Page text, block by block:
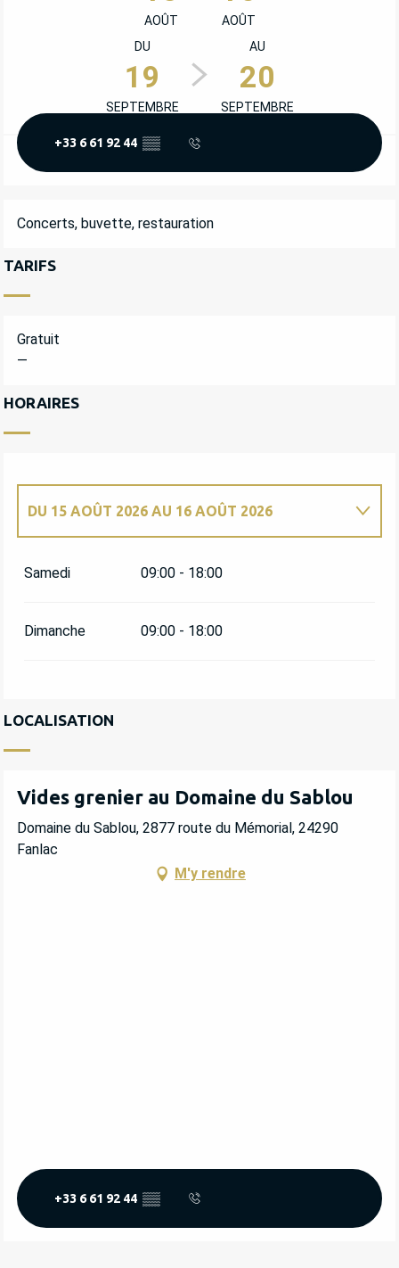
AOÛT
AOÛT
DU
19
SEPTEMBRE
AU
20
SEPTEMBRE
+33 6 61 92 44 ▒▒
DESCRIPTION
Concerts, buvette, restauration
TARIFS
Gratuit
—
HORAIRES
DU18 JUILLET 2026
DU 15 AOÛT 2026 AU 16 AOÛT 2026
Samedi 09:00 - 18:00
Dimanche 09:00 - 18:00
LOCALISATION
Vides grenier au Domaine du Sablou
Domaine du Sablou, 2877 route du Mémorial, 24290
Fanlac
M'y rendre
+33 6 61 92 44 ▒▒